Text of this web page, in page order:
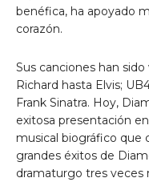
benéfica, ha apoyado
corazón.
Sus canciones han
Richard hasta Elvis;
Frank Sinatra. Hoy,
exitosa presentación
musical biográfico que
grandes éxitos de
dramaturgo tres veces